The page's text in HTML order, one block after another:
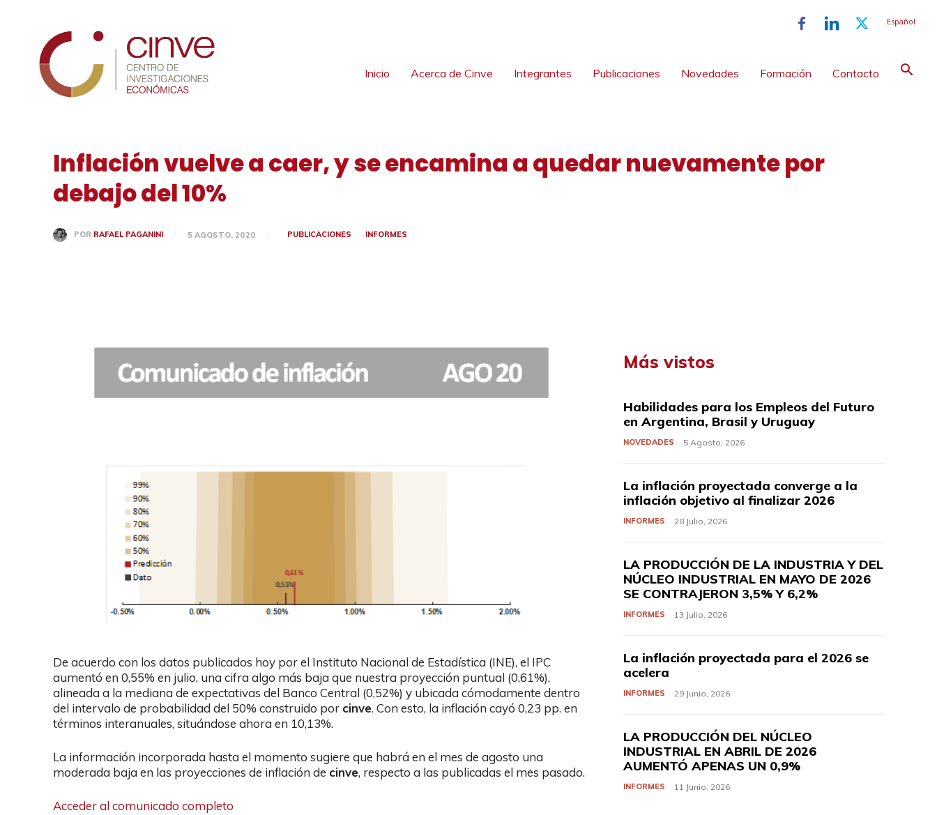
Español
Inicio Acerca de Cinve Integrantes Publicaciones Novedades Formación Contacto
Inflación vuelve a caer, y se encamina a quedar nuevamente por
debajo del 10%
POR RAFAEL PAGANINI 5 AGOSTO, 2020 PUBLICACIONES INFORMES
De acuerdo con los datos publicados hoy por el Instituto Nacional de Estadística (INE), el IPC
aumentó en 0,55% en julio, una cifra algo más baja que nuestra proyección puntual (0,61%),
alineada a la mediana de expectativas del Banco Central (0,52%) y ubicada cómodamente dentro
del intervalo de probabilidad del 50% construido por cinve. Con esto, la inflación cayó 0,23 pp. en
términos interanuales, situándose ahora en 10,13%.
La información incorporada hasta el momento sugiere que habrá en el mes de agosto una
moderada baja en las proyecciones de inflación de cinve, respecto a las publicadas el mes pasado.
Acceder al comunicado completo
Más vistos
Habilidades para los Empleos del Futuro
en Argentina, Brasil y Uruguay
NOVEDADES 5 Agosto, 2026
La inflación proyectada converge a la
inflación objetivo al finalizar 2026
INFORMES 28 Julio, 2026
LA PRODUCCIÓN DE LA INDUSTRIA Y DEL
NÚCLEO INDUSTRIAL EN MAYO DE 2026
SE CONTRAJERON 3,5% Y 6,2%
INFORMES 13 Julio, 2026
La inflación proyectada para el 2026 se
acelera
INFORMES 29 Junio, 2026
LA PRODUCCIÓN DEL NÚCLEO
INDUSTRIAL EN ABRIL DE 2026
AUMENTÓ APENAS UN 0,9%
INFORMES 11 Junio, 2026